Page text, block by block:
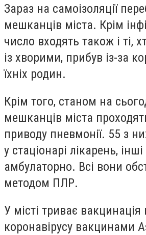
Зараз на самоізоляції
мешканців міста. Крім
число входять також і ті,
із хворими, прибув із-за
їхніх родин.
Крім того, станом на
мешканців міста
приводу пневмонії. 55 з
у стаціонарі лікарень,
амбулаторно. Всі вони
методом ПЛР.
У місті триває вакцинація
коронавірусу вакцинами